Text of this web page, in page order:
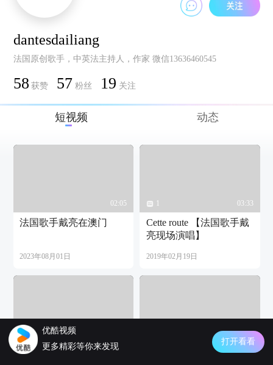
dantesdailiang
法国原创歌手，中英法主持人，作家 微信13636460545
58 获赞 57 粉丝 19 关注
短视频 动态
02:05
法国歌手戴亮在澳门
2023年08月01日
03:33
Cette route 【法国歌手戴
亮现场演唱】
2019年02月19日
法国歌手戴亮助力中国
04:42
优酷视频
更多精彩等你来发现
打开看看